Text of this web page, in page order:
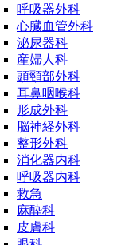
呼吸器外科
心臓血管外科
泌尿器科
産婦人科
頭頸部外科
耳鼻咽喉科
形成外科
脳神経外科
整形外科
消化器内科
呼吸器内科
救急
麻酔科
皮膚科